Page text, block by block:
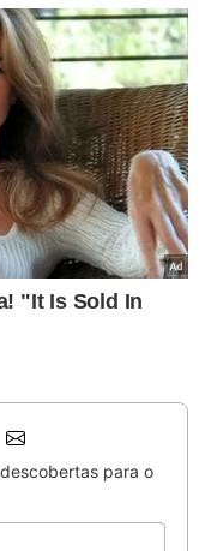
para o